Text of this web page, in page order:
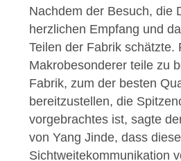
Nachdem der Besuch, die
herzlichen Empfang und
Teilen der Fabrik schätzte.
Makrobesonderer teile zu
Fabrik, zum der besten
bereitzustellen, die
vorgebrachtes ist, sagte
von Yang Jinde, dass
Sichtweitekommunikation